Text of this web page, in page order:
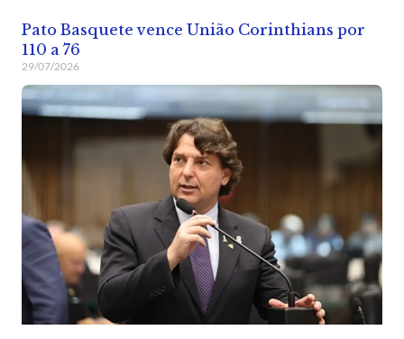
Pato Basquete vence União Corinthians por
110 a 76
29/07/2026